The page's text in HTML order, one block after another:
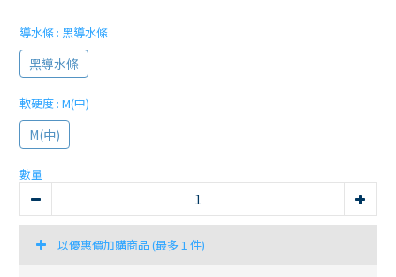
導水條 : 黑導水條
黑導水條
軟硬度 : M(中)
M(中)
數量
以優惠價加購商品(最多 1 件)